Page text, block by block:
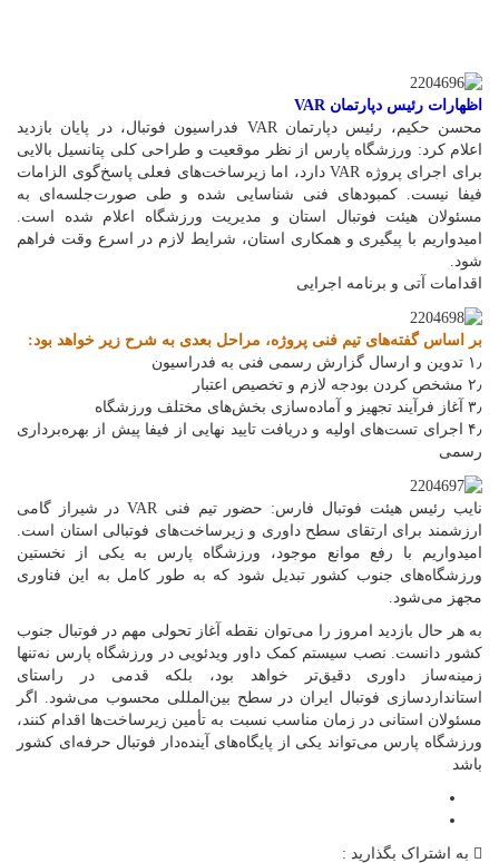
اظهارات رئیس دپارتمان VAR
محسن حکیم، رئیس دپارتمان VAR فدراسیون فوتبال، در پایان بازدید
اعلام کرد: ورزشگاه پارس از نظر موقعیت و طراحی کلی پتانسیل بالایی
برای اجرای پروژه VAR دارد، اما زیرساخت‌های فعلی پاسخ‌گوی الزامات
فیفا نیست. کمبودهای فنی شناسایی شده و طی صورت‌جلسه‌ای به
مسئولان هیئت فوتبال استان و مدیریت ورزشگاه اعلام شده است.
امیدواریم با پیگیری و همکاری استان، شرایط لازم در اسرع وقت فراهم
شود.
اقدامات آتی و برنامه اجرایی
بر اساس گفته‌های تیم فنی پروژه، مراحل بعدی به شرح زیر خواهد بود:
۱٫ تدوین و ارسال گزارش رسمی فنی به فدراسیون
۲٫ مشخص کردن بودجه لازم و تخصیص اعتبار
۳٫ آغاز فرآیند تجهیز و آماده‌سازی بخش‌های مختلف ورزشگاه
۴٫ اجرای تست‌های اولیه و دریافت تایید نهایی از فیفا پیش از بهره‌برداری
رسمی
نایب رئیس هیئت فوتبال فارس: حضور تیم فنی VAR در شیراز گامی
ارزشمند برای ارتقای سطح داوری و زیرساخت‌های فوتبالی استان است.
امیدواریم با رفع موانع موجود، ورزشگاه پارس به یکی از نخستین
ورزشگاه‌های جنوب کشور تبدیل شود که به طور کامل به این فناوری
مجهز می‌شود.
به هر حال بازدید امروز را می‌توان نقطه آغاز تحولی مهم در فوتبال جنوب
کشور دانست. نصب سیستم کمک داور ویدئویی در ورزشگاه پارس نه‌تنها
زمینه‌ساز داوری دقیق‌تر خواهد بود، بلکه قدمی در راستای
استانداردسازی فوتبال ایران در سطح بین‌المللی محسوب می‌شود. اگر
مسئولان استانی در زمان مناسب نسبت به تأمین زیرساخت‌ها اقدام کنند،
ورزشگاه پارس می‌تواند یکی از پایگاه‌های آینده‌دار فوتبال حرفه‌ای کشور
باشد
به اشتراک بگذارید :